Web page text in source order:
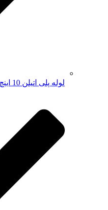
لوله پلی اتیلن 10 اینچ (250 میلیمتر)